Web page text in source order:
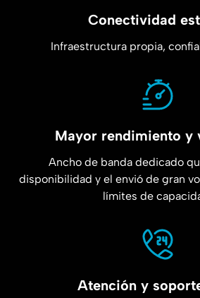
Conectividad
Infraestructura propia,
Mayor rendimiento y
Ancho de banda dedicado
disponibilidad y el envió de gran
límites de
Atención y